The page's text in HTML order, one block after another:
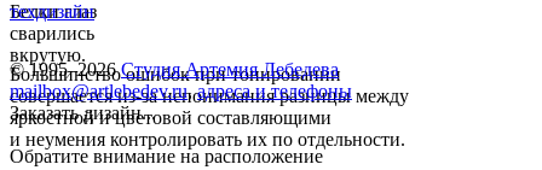
Белки глаз
сварились
вкрутую.
Большинство ошибок при тонировании
совершается из-за непонимания разницы между
яркостной и цветовой составляющими
и неумения контролировать их по отдельности.
Обратите внимание на расположение
техдизайн
© 1995–2026 Студия Артемия Лебедева
mailbox@artlebedev.ru, адреса и телефоны
Заказать дизайн...